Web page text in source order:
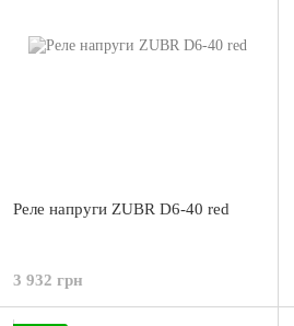
Реле напруги ZUBR D6-40 red
3 932 грн